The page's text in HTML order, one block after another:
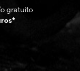
gratuito